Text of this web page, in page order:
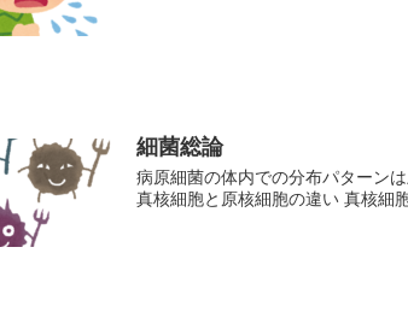
細菌総論
病原細菌の体内での分布パターン
真核細胞と原核細胞の違い 真核細